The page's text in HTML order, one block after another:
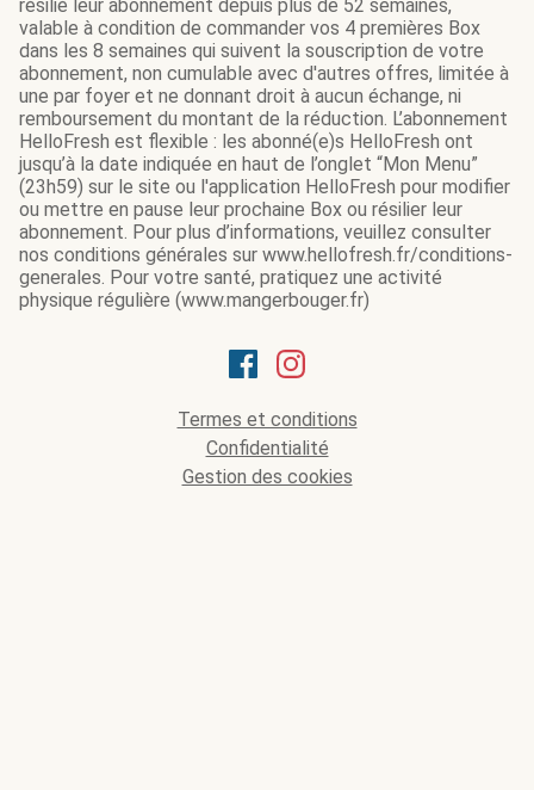
résilié leur abonnement depuis plus de 52 semaines,
valable à condition de commander vos 4 premières Box
dans les 8 semaines qui suivent la souscription de votre
abonnement, non cumulable avec d'autres offres, limitée à
une par foyer et ne donnant droit à aucun échange, ni
remboursement du montant de la réduction. L’abonnement
HelloFresh est flexible : les abonné(e)s HelloFresh ont
jusqu’à la date indiquée en haut de l’onglet “Mon Menu”
(23h59) sur le site ou l'application HelloFresh pour modifier
ou mettre en pause leur prochaine Box ou résilier leur
abonnement. Pour plus d’informations, veuillez consulter
nos conditions générales sur www.hellofresh.fr/conditions-
generales. Pour votre santé, pratiquez une activité
physique régulière (www.mangerbouger.fr)
Termes et conditions
Confidentialité
Gestion des cookies